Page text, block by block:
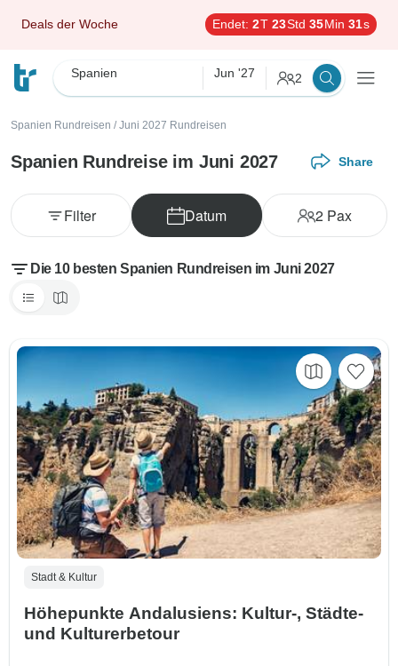
Deals der Woche Endet: 2T 23Std 35Min 29s
Spanien Jun '27 2
Spanien Rundreisen / Juni 2027 Rundreisen
Spanien Rundreise im Juni 2027 Share
Datum 2 Pax
Filter
Die 10 besten Spanien Rundreisen im Juni 2027
Stadt & Kultur
Höhepunkte Andalusiens: Kultur-, Städte-
und Kulturerbetour